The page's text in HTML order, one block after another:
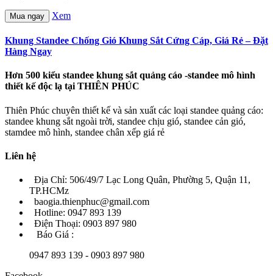
Mua ngay Xem
Khung Standee Chống Gió Khung Sắt Cứng Cáp, Giá Rẻ – Đặt
Hàng Ngay
Hơn 500 kiểu standee khung sắt quảng cáo -standee mô hình
thiết kế độc lạ tại THIÊN PHÚC
Thiên Phúc chuyên thiết kế và sản xuất các loại standee quảng cáo:
standee khung sắt ngoài trời, standee chịu gió, standee cản gió,
stamdee mô hình, standee chân xếp giá rẻ
Liên hệ
Địa Chỉ: 506/49/7 Lạc Long Quân, Phường 5, Quận 11,
TP.HCMz
baogia.thienphuc@gmail.com
Hotline: 0947 893 139
Điện Thoại: 0903 897 980
Báo Giá :
0947 893 139 - 0903 897 980